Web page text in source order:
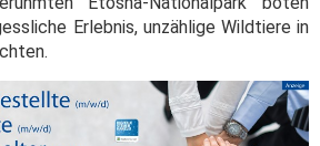
Erlebnis, unzählige Wildtiere in